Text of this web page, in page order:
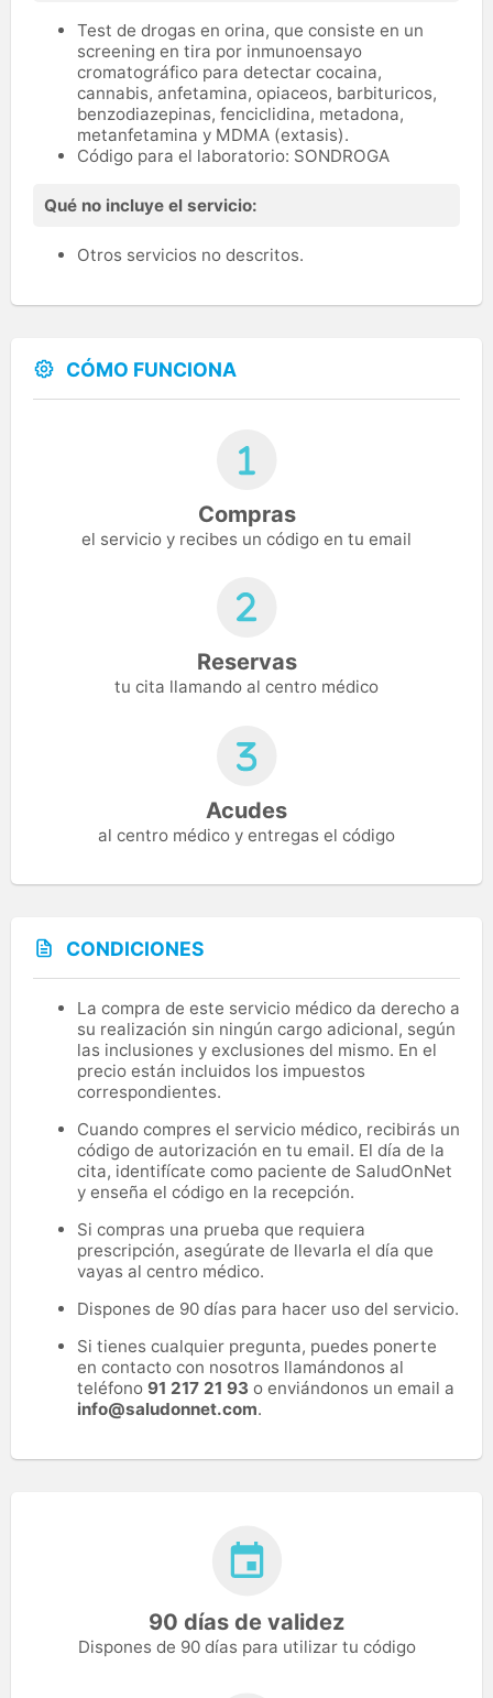
Test de drogas en orina, que consiste en un
screening en tira por inmunoensayo
cromatográfico para detectar cocaina,
cannabis, anfetamina, opiaceos, barbituricos,
benzodiazepinas, fenciclidina, metadona,
metanfetamina y MDMA (extasis).
Código para el laboratorio: SONDROGA
Qué no incluye el servicio:
Otros servicios no descritos.
CÓMO FUNCIONA
Compras
el servicio y recibes un código en tu email
Reservas
tu cita llamando al centro médico
Acudes
al centro médico y entregas el código
CONDICIONES
La compra de este servicio médico da derecho a
su realización sin ningún cargo adicional, según
las inclusiones y exclusiones del mismo. En el
precio están incluidos los impuestos
correspondientes.
Cuando compres el servicio médico, recibirás un
código de autorización en tu email. El día de la
cita, identifícate como paciente de SaludOnNet
y enseña el código en la recepción.
Si compras una prueba que requiera
prescripción, asegúrate de llevarla el día que
vayas al centro médico.
Dispones de 90 días para hacer uso del servicio.
Si tienes cualquier pregunta, puedes ponerte
en contacto con nosotros llamándonos al
teléfono 91 217 21 93 o enviándonos un email a
info@saludonnet.com.
90 días de validez
Dispones de 90 días para utilizar tu código